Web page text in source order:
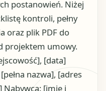
postanowień. Niżej
kontroli, pełny
oraz plik PDF do
projektem umowy.
[data]
nazwa], [adres
Nabywca: [imię i